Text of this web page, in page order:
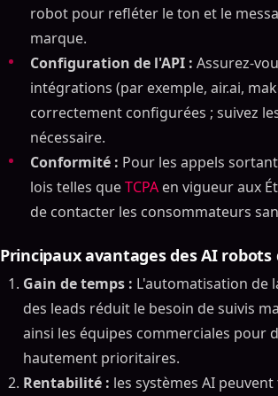
robot pour refléter le ton et le
marque.
Configuration de l'API : Assurez-
intégrations (par exemple, air.ai,
correctement configurées ; suivez
nécessaire.
Conformité : Pour les appels
lois telles queTCPA en vigueur aux
de contacter les consommateurs
Principaux avantages des AI robots
Gain de temps : L'automatisation de
des leads réduit le besoin de suivis
ainsi les équipes commerciales pour
hautement prioritaires.
Rentabilité : les systèmes AI